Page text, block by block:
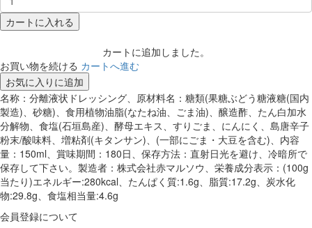
カートに入れる
カートに追加しました。
お買い物を続ける カートへ進む
お気に入りに追加
名称：分離液状ドレッシング、原材料名：糖類(果糖ぶどう糖液糖(国内
製造)、砂糖)、食用植物油脂(なたね油、ごま油)、醸造酢、たん白加水
分解物、食塩(石垣島産)、酵母エキス、すりごま、にんにく、島唐辛子
粉末/酸味料、増粘剤(キタンサン)、(一部にごま・大豆を含む)、内容
量：150ml、賞味期間：180日、保存方法：直射日光を避け、冷暗所で
保存して下さい。製造者：株式会社赤マルソウ、栄養成分表示：(100g
当たり)エネルギー:280kcal、たんぱく質:1.6g、脂質:17.2g、炭水化
物:29.8g、食塩相当量:4.6g
会員登録について